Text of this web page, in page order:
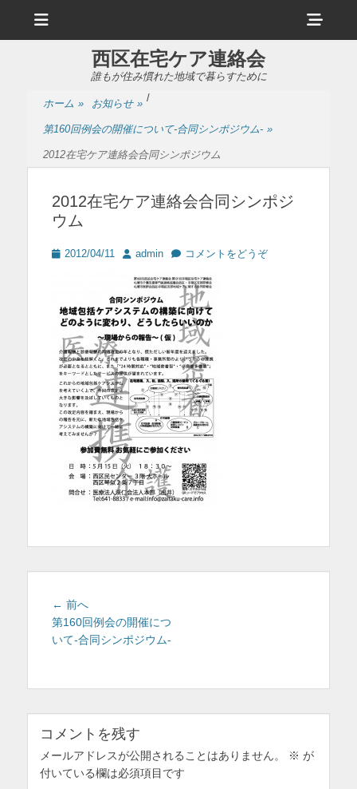
ュ
ヘ
ッ
ド
西区在宅ケア連絡会
誰もが住み慣れた地域で暮らすために
ホーム » お知らせ » /
第160回例会の開催について-合同シンポジウム- »
2012在宅ケア連絡会合同シンポジウム
2012在宅ケア連絡会合同シンポジ
ウム
投 2012/04/11
投 admin コメントをどうぞ
投
稿
ナ
シ
ョ
ン
← 前へ
の
投
第160回例会の開催につ
いて-合同シンポジウム-
コメントを残す
メールアドレスが公開されることはありません。 ※ が
付いている欄は必須項目です